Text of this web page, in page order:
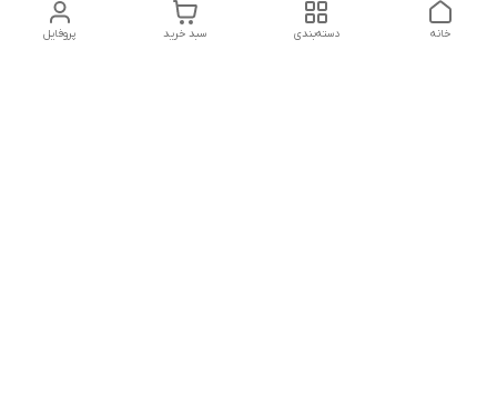
پروفایل سبد خرید دسته‌بندی خانه